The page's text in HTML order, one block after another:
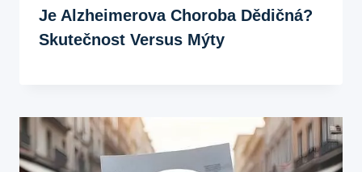
Je Alzheimerova Choroba Dědičná?
Skutečnost Versus Mýty